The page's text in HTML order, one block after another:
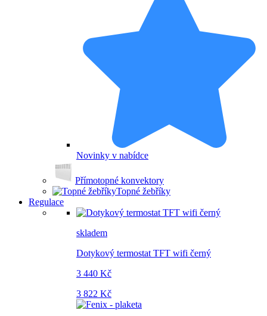
Novinky v nabídce
Přímotopné konvektory
Topné žebříky
Regulace
skladem
Dotykový termostat TFT wifi černý
3 440 Kč
3 822 Kč